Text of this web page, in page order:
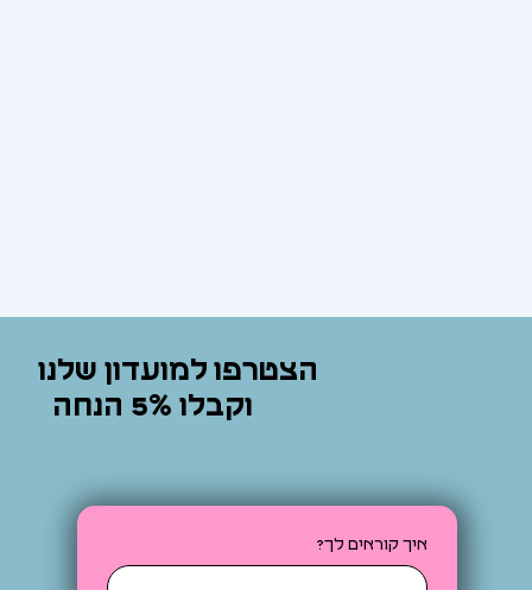
הצטרפו למועדון שלנו
וקבלו 5% הנחה
איך קוראים לך?